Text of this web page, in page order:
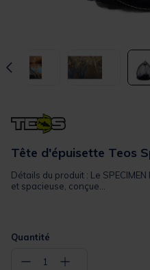
Tête d'épuisette Teos
Détails du produit : Le
et spacieuse, conçue...
Quantité
− 1 +